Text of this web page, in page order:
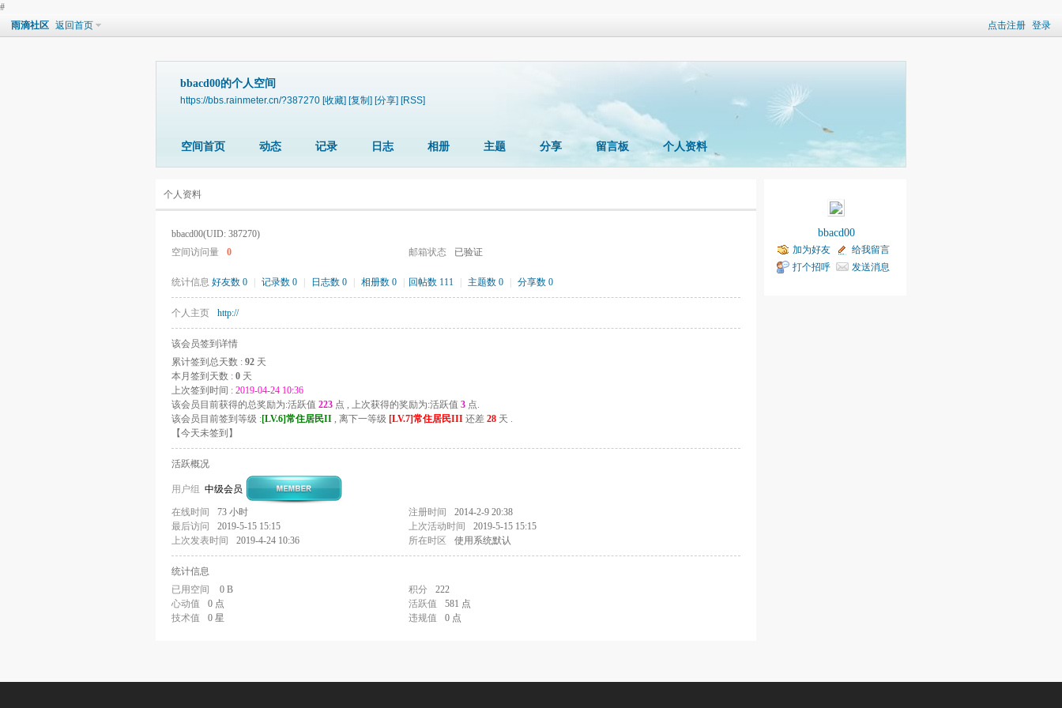
#
点击注册 登录
雨滴社区 返回首页
bbacd00的个人空间
https://bbs.rainmeter.cn/?387270 [收藏] [复制] [分享] [RSS]
空间首页 动态 记录 日志 相册 主题 分享 留言板 个人资料
个人资料
bbacd00(UID: 387270)
空间访问量
0 邮箱状态 已验证
统计信息 好友数 0 记录数 0 日志数 0 相册数 0 回帖数 111 主题数 0 分享数 0
个人主页 http://
该会员签到详情
累计签到总天数 : 92 天
本月签到天数 : 0 天
上次签到时间 : 2019-04-24 10:36
该会员目前获得的总奖励为:活跃值 223 点 , 上次获得的奖励为:活跃值 3 点.
该会员目前签到等级 :[LV.6]常住居民II , 离下一等级 [LV.7]常住居民III 还差 28 天 .
【今天未签到 】
活跃概况
用户组 中级会员
在线时间 73 小时 注册时间
2014-2-9 20:38
最后访问
2019-5-15 15:15 上次活动时间
2019-5-15 15:15
上次发表时间
2019-4-24 10:36 所在时区 使用系统默认
统计信息
已用空间
0 B 积分
222
心动值
0 点 活跃值
581 点
技术值
0 星 违规值 0 点
bbacd00
加为好友
给我留言
打个招呼
发送消息